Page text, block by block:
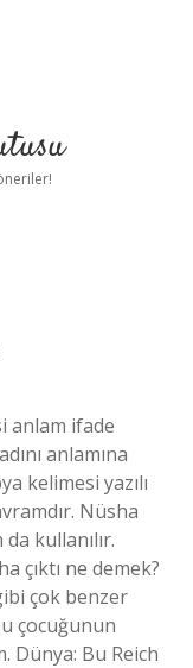
anlam ifade
anlamına
kelimesi yazılı
Nüsha
kullanılır.
çıktı ne demek?
çok benzer
çocuğunun
Dünya: Bu Reich